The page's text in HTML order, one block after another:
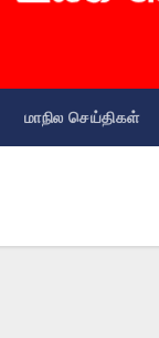
மாநில செய்திகள்